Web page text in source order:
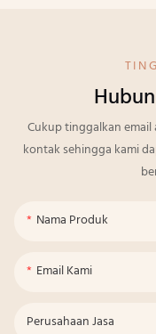
Cukup tinggalkan
kontak sehingga kami
Nama Produk
Email Kami
Perusahaan Jasa